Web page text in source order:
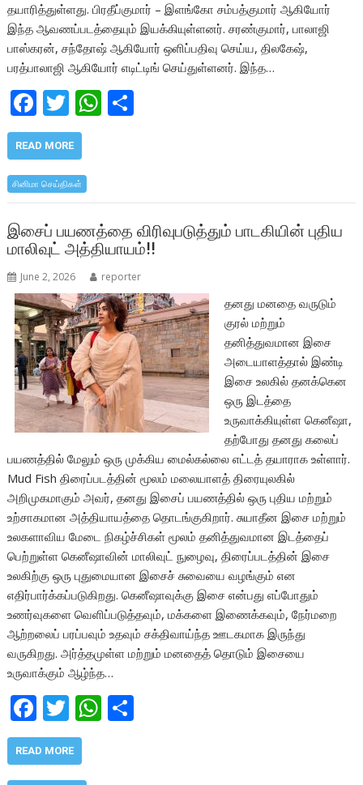
தயாரித்துள்ளது. பிரதீப்குமார் – இளங்கோ சம்பத்குமார் ஆகியோர்
இந்த ஆவணப்படத்தையும் இயக்கியுள்ளனர். சரண்குமார், பாலாஜி
பாஸ்கரன், சந்தோஷ் ஆகியோர் ஒளிப்பதிவு செய்ய, திலகேஷ்,
பரத்பாலாஜி ஆகியோர் எடிட்டிங் செய்துள்ளனர். இந்த…
F
ac
e
b
o
o
k
T
w
itt
er
W
A
p
p
READ MORE
சினிமா செய்திகள்
இசைப் பயணத்தை விரிவுபடுத்தும் பாடகியின் புதிய
மாலிவுட் அத்தியாயம்!!
June 2, 2026 reporter
தனது மனதை வருடும்
குரல் மற்றும்
தனித்துவமான இசை
அடையாளத்தால் இண்டி
இசை உலகில் தனக்கென
ஒரு இடத்தை
உருவாக்கியுள்ள கெனீஷா,
தற்போது தனது கலைப்
பயணத்தில் மேலும் ஒரு முக்கிய மைல்கல்லை எட்டத் தயாராக உள்ளார்.
Mud Fish திரைப்படத்தின் மூலம் மலையாளத் திரையுலகில்
அறிமுகமாகும் அவர், தனது இசைப் பயணத்தில் ஒரு புதிய மற்றும்
உற்சாகமான அத்தியாயத்தை தொடங்குகிறார். சுயாதீன இசை மற்றும்
உலகளாவிய மேடை நிகழ்ச்சிகள் மூலம் தனித்துவமான இடத்தைப்
பெற்றுள்ள கெனீஷாவின் மாலிவுட் நுழைவு, திரைப்படத்தின் இசை
உலகிற்கு ஒரு புதுமையான இசைச் சுவையை வழங்கும் என
எதிர்பார்க்கப்படுகிறது. கெனீஷாவுக்கு இசை என்பது எப்போதும்
உணர்வுகளை வெளிப்படுத்தவும், மக்களை இணைக்கவும், நேர்மறை
ஆற்றலைப் பரப்பவும் உதவும் சக்திவாய்ந்த ஊடகமாக இருந்து
வருகிறது. அர்த்தமுள்ள மற்றும் மனதைத் தொடும் இசையை
உருவாக்கும் ஆழ்ந்த…
F
ac
e
T
w
itt
W
h
READ MORE